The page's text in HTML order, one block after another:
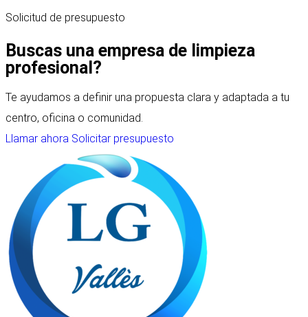
Solicitud de presupuesto
Buscas una empresa de limpieza
profesional?
Te ayudamos a definir una propuesta clara y adaptada a tu
centro, oficina o comunidad.
Llamar ahora Solicitar presupuesto